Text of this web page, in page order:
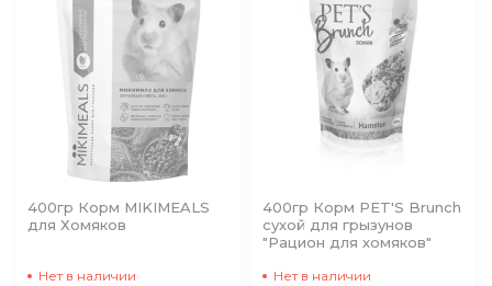
400гр Корм MIKIMEALS
для Хомяков
Нет в наличии
400гр Корм PET'S Brunch
сухой для грызунов
"Рацион для хомяков"
Нет в наличии